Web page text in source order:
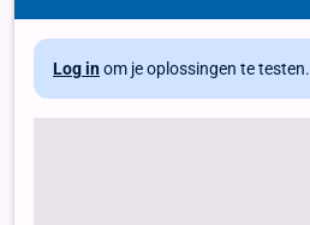
Log in om je oplossingen te testen.